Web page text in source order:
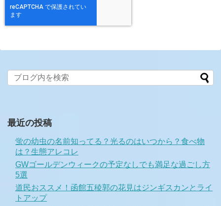
最近の投稿
蛍の幼虫の名前知ってる？光るのはいつから？食べ物
は？生態アレコレ
GWゴールデンウィークの予定なしでも満足な過ごし方
5選
道民おススメ！函館五稜郭の花見はジンギスカンとライ
トアップ